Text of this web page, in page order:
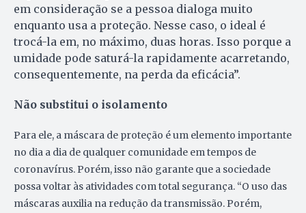
em consideração se a pessoa dialoga muito
enquanto usa a proteção. Nesse caso, o ideal é
trocá-la em, no máximo, duas horas. Isso porque a
umidade pode saturá-la rapidamente acarretando,
consequentemente, na perda da eficácia”.
Não substitui o isolamento
Para ele, a máscara de proteção é um elemento importante
no dia a dia de qualquer comunidade em tempos de
coronavírus. Porém, isso não garante que a sociedade
possa voltar às atividades com total segurança. “O uso das
máscaras auxilia na redução da transmissão. Porém,